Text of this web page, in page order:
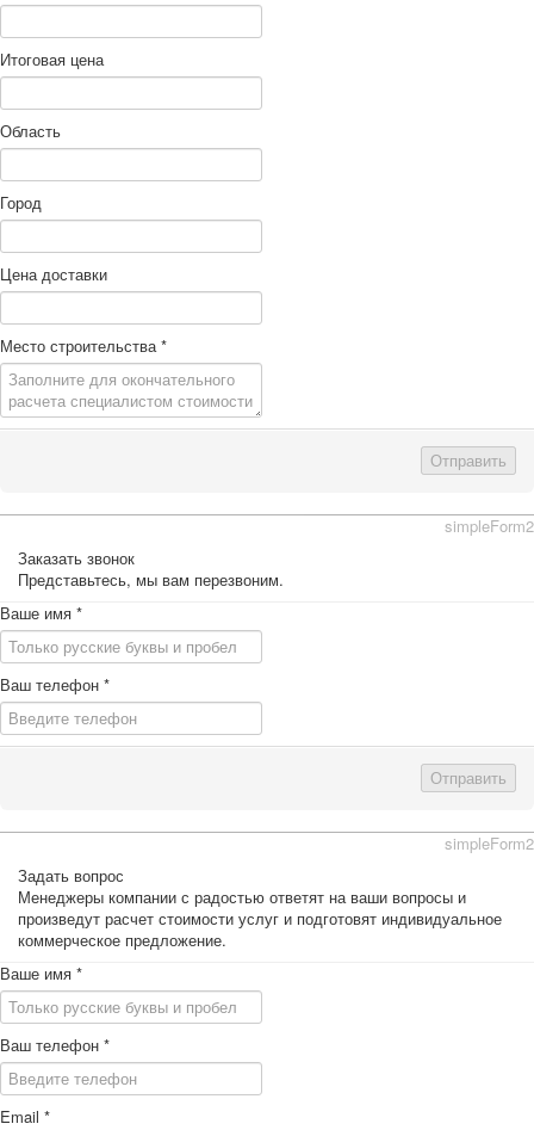
Итоговая цена
Область
Город
Цена доставки
Место строительства*
Отправить
simpleForm2
Заказать звонок
Представьтесь, мы вам перезвоним.
Ваше имя *
Ваш телефон *
Отправить
simpleForm2
Задать вопрос
Менеджеры компании с радостью ответят на ваши вопросы и
произведут расчет стоимости услуг и подготовят индивидуальное
коммерческое предложение.
Ваше имя *
Ваш телефон *
Email *